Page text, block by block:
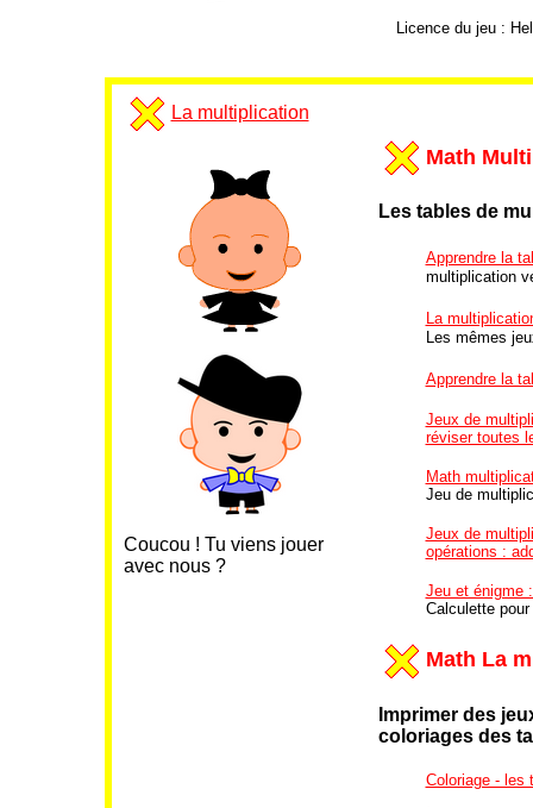
Licence du jeu :
La multiplication
Coucou ! Tu viens jouer
avec nous ?
Math
Les tables de
Apprendre la
multiplication
La
Les mêmes
Apprendre la
Jeux de
réviser toutes
Math
Jeu de
Jeux de
opérations :
Jeu et énigme
Calculette
Math La
Imprimer des
coloriages des
Coloriage - les